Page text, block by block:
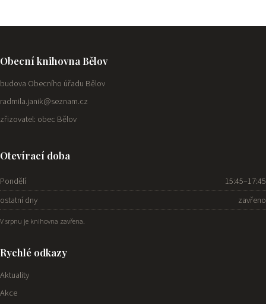
Obecní knihovna Bělov
budova Obecního úřadu Bělov
radmila.janik@seznam.cz
zřizovatel: obec Bělov
Otevírací doba
Pondělí
15:45–17:45
ostatní dny
zavřeno
V srpnu je knihovna zavřena.
Rychlé odkazy
Aktuality
Akce